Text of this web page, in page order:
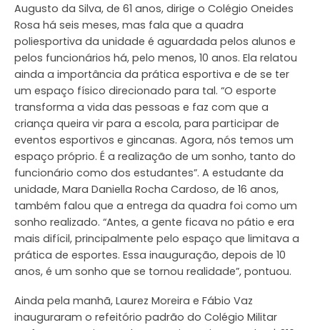
Augusto da Silva, de 61 anos, dirige o Colégio Oneides
Rosa há seis meses, mas fala que a quadra
poliesportiva da unidade é aguardada pelos alunos e
pelos funcionários há, pelo menos, 10 anos. Ela relatou
ainda a importância da prática esportiva e de se ter
um espaço físico direcionado para tal. “O esporte
transforma a vida das pessoas e faz com que a
criança queira vir para a escola, para participar de
eventos esportivos e gincanas. Agora, nós temos um
espaço próprio. É a realização de um sonho, tanto do
funcionário como dos estudantes”. A estudante da
unidade, Mara Daniella Rocha Cardoso, de 16 anos,
também falou que a entrega da quadra foi como um
sonho realizado. “Antes, a gente ficava no pátio e era
mais difícil, principalmente pelo espaço que limitava a
prática de esportes. Essa inauguração, depois de 10
anos, é um sonho que se tornou realidade”, pontuou.
Ainda pela manhã, Laurez Moreira e Fábio Vaz
inauguraram o refeitório padrão do Colégio Militar